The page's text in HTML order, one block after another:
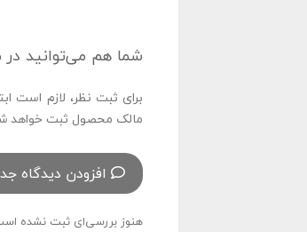
شما هم می‌توانید در
برای ثبت نظر، لازم است
مالک محصول ثبت خواهد
افزودن دیدگاه
هنوز بررسی‌ای ثبت نشده